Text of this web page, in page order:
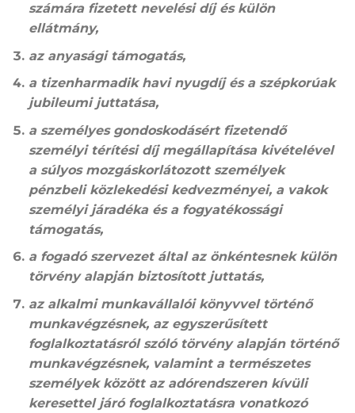
számára fizetett nevelési díj és külön
ellátmány,
az anyasági támogatás,
a tizenharmadik havi nyugdíj és a szépkorúak
jubileumi juttatása,
a személyes gondoskodásért fizetendő
személyi térítési díj megállapítása kivételével
a súlyos mozgáskorlátozott személyek
pénzbeli közlekedési kedvezményei, a vakok
személyi járadéka és a fogyatékossági
támogatás,
a fogadó szervezet által az önkéntesnek külön
törvény alapján biztosított juttatás,
az alkalmi munkavállalói könyvvel történő
munkavégzésnek, az egyszerűsített
foglalkoztatásról szóló törvény alapján történő
munkavégzésnek, valamint a természetes
személyek között az adórendszeren kívüli
keresettel járó foglalkoztatásra vonatkozó